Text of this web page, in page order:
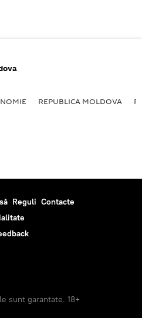
REPUBLICA MOLDOVA
Reguli Contacte
sunt garantate. 18+